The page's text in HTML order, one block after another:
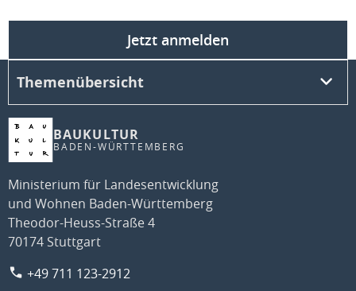
Jetzt anmelden
BAUKULTUR
BADEN-WÜRTTEMBERG
Ministerium für Landesentwicklung
und Wohnen Baden-Württemberg
Theodor-Heuss-Straße 4
70174 Stuttgart
+49 711 123-2912
Themenübersicht